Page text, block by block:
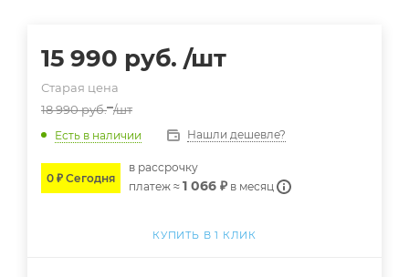
15 990 руб. /шт
Старая цена
18 990руб. /шт
Есть в наличии Нашли дешевле?
0 ₽ Сегодня
в расcрочку
платеж ≈ 1 066 ₽ в месяц
КУПИТЬ В 1 КЛИК